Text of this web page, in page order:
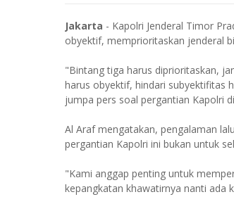
Jakarta - Kapolri Jenderal Timor
obyektif, memprioritaskan jenderal
"Bintang tiga harus diprioritaskan,
harus obyektif, hindari subyektifitas
jumpa pers soal pergantian Kapolri
Al Araf mengatakan, pengalaman
pergantian Kapolri ini bukan untuk
"Kami anggap penting untuk
kepangkatan khawatirnya nanti ada